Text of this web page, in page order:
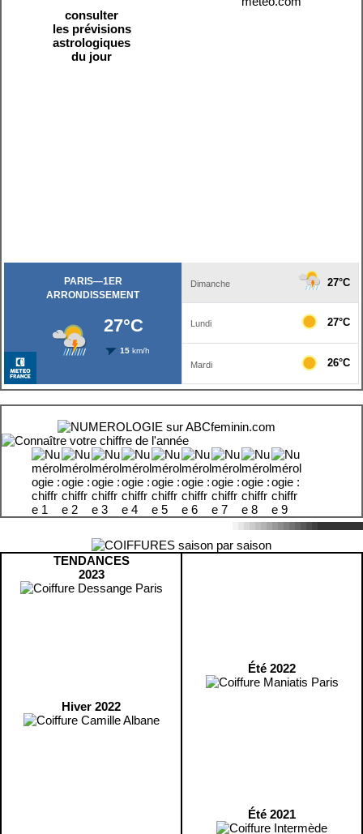
consulter
les prévisions
astrologiques
du jour
TENDANCES
2023
Hiver 2022
Été 2022
Été 2021